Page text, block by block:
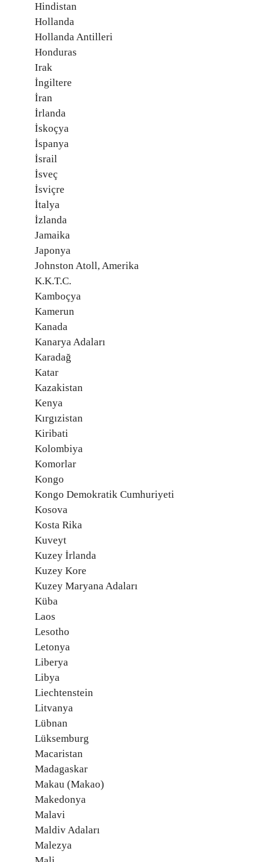
Hindistan
Hollanda
Hollanda Antilleri
Honduras
Irak
İngiltere
İran
İrlanda
İskoçya
İspanya
İsrail
İsveç
İsviçre
İtalya
İzlanda
Jamaika
Japonya
Johnston Atoll, Amerika
K.K.T.C.
Kamboçya
Kamerun
Kanada
Kanarya Adaları
Karadağ
Katar
Kazakistan
Kenya
Kırgızistan
Kiribati
Kolombiya
Komorlar
Kongo
Kongo Demokratik Cumhuriyeti
Kosova
Kosta Rika
Kuveyt
Kuzey İrlanda
Kuzey Kore
Kuzey Maryana Adaları
Küba
Laos
Lesotho
Letonya
Liberya
Libya
Liechtenstein
Litvanya
Lübnan
Lüksemburg
Macaristan
Madagaskar
Makau (Makao)
Makedonya
Malavi
Maldiv Adaları
Malezya